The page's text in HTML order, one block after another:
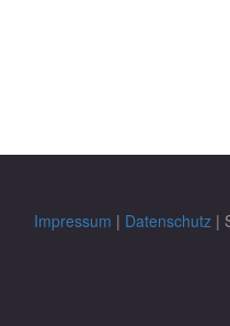
Impressum | Datenschutz|